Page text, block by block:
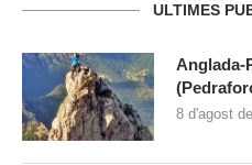
ULTIMES
Anglada-
8 d'agost